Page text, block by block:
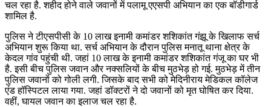
चल रहा है. शहीद होने वाले जवानों में पलामू एएसपी अभियान का एक बॉडीगार्ड
शामिल है.
पुलिस ने टीएसपीसी के 10 लाख इनामी कमांडर शशिकांत गंझू के खिलाफ सर्च
अभियान शुरू किया था. सर्च अभियान के दौरान पुलिस मनातू थाना क्षेत्र के
केदल गांव पहुंची थी. जहां 10 लाख के इनामी कमांडर शशिकांत गंजू का घर भी
है. इसी बीच पुलिस जवान और नक्सलियों के बीच मुठभेड़ हो गई. मुठभेड़ में तीन
पुलिस जवानों को गोली लगी. जिसके बाद सभी को मेदिनीराय मेडिकल कॉलेज
एंड हॉस्पिटल लाया गया. जहां डॉक्टरों ने दो जवानों को मृत घोषित कर दिया.
वहीं, घायल जवान का इलाज चल रहा है.